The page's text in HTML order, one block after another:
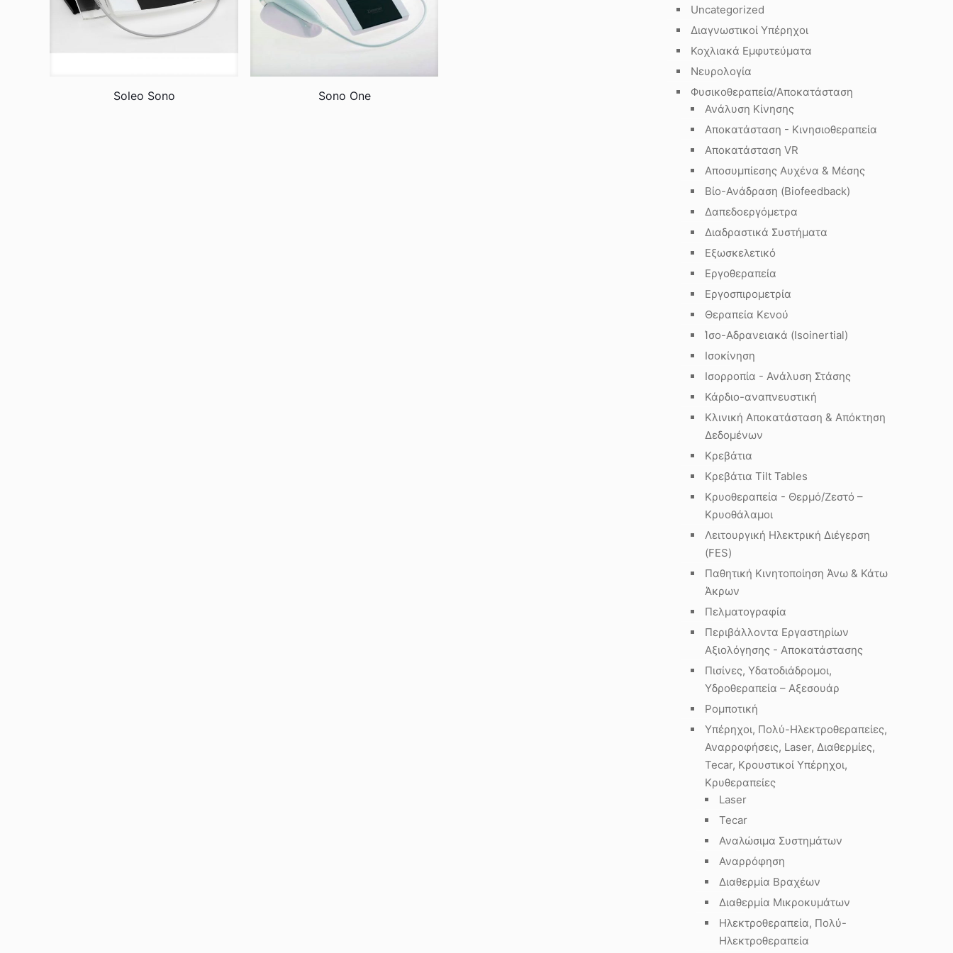
Soleo Sono Sono One
Uncategorized
Διαγνωστικοί Υπέρηχοι
Κοχλιακά Εμφυτεύματα
Νευρολογία
Φυσικοθεραπεία/Αποκατάσταση
Ανάλυση Κίνησης
Αποκατάσταση - Κινησιοθεραπεία
Αποκατάσταση VR
Αποσυμπίεσης Αυχένα & Μέσης
Βίο-Ανάδραση (Biofeedback)
Δαπεδοεργόμετρα
Διαδραστικά Συστήματα
Εξωσκελετικό
Εργοθεραπεία
Εργοσπιρομετρία
Θεραπεία Κενού
Ίσο-Αδρανειακά (Isoinertial)
Ισοκίνηση
Ισορροπία - Ανάλυση Στάσης
Κάρδιο-αναπνευστική
Κλινική Αποκατάσταση & Απόκτηση
Δεδομένων
Κρεβάτια
Κρεβάτια Tilt Tables
Κρυοθεραπεία - Θερμό/Ζεστό –
Κρυοθάλαμοι
Λειτουργική Ηλεκτρική Διέγερση
(FES)
Παθητική Κινητοποίηση Άνω & Κάτω
Άκρων
Πελματογραφία
Περιβάλλοντα Εργαστηρίων
Αξιολόγησης - Αποκατάστασης
Πισίνες, Υδατοδιάδρομοι,
Υδροθεραπεία – Αξεσουάρ
Ρομποτική
Υπέρηχοι, Πολύ-Ηλεκτροθεραπείες,
Αναρροφήσεις, Laser, Διαθερμίες,
Tecar, Κρουστικοί Υπέρηχοι,
Κρυθεραπείες
Laser
Tecar
Αναλώσιμα Συστημάτων
Αναρρόφηση
Διαθερμία Βραχέων
Διαθερμία Μικροκυμάτων
Ηλεκτροθεραπεία, Πολύ-
Ηλεκτροθεραπεία